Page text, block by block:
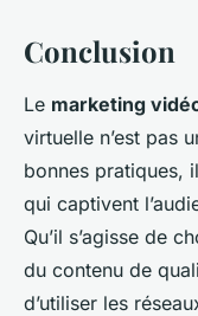
Conclusion
Le marketing
virtuelle n’est pas
bonnes pratiques,
qui captivent
Qu’il s’agisse de
du contenu de
d’utiliser les